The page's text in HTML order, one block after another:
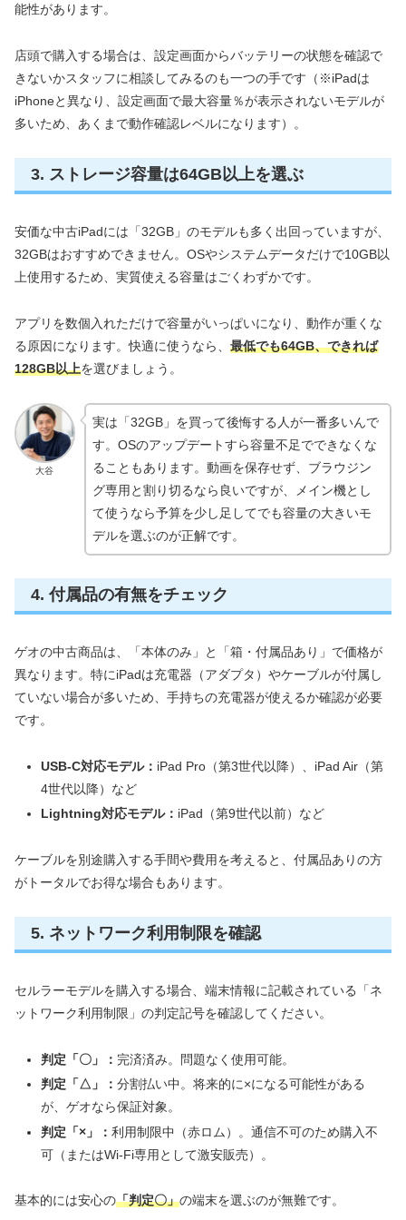
能性があります。
店頭で購入する場合は、設定画面からバッテリーの状態を確認で
きないかスタッフに相談してみるのも一つの手です（※iPadは
iPhoneと異なり、設定画面で最大容量％が表示されないモデルが
多いため、あくまで動作確認レベルになります）。
3. ストレージ容量は64GB以上を選ぶ
安価な中古iPadには「32GB」のモデルも多く出回っていますが、
32GBはおすすめできません。OSやシステムデータだけで10GB以
上使用するため、実質使える容量はごくわずかです。
アプリを数個入れただけで容量がいっぱいになり、動作が重くな
る原因になります。快適に使うなら、 最低でも64GB、できれば
128GB以上を選びましょう。
大谷
実は「32GB」を買って後悔する人が一番多いんで
す。OSのアップデートすら容量不足でできなくな
ることもあります。動画を保存せず、ブラウジン
グ専用と割り切るなら良いですが、メイン機とし
て使うなら予算を少し足してでも容量の大きいモ
デルを選ぶのが正解です。
4. 付属品の有無をチェック
ゲオの中古商品は、「本体のみ」と「箱・付属品あり」で価格が
異なります。特にiPadは充電器（アダプタ）やケーブルが付属し
ていない場合が多いため、手持ちの充電器が使えるか確認が必要
です。
USB-C対応モデル： iPad Pro（第3世代以降）、iPad Air（第
4世代以降）など
Lightning対応モデル： iPad（第9世代以前）など
ケーブルを別途購入する手間や費用を考えると、付属品ありの方
がトータルでお得な場合もあります。
5. ネットワーク利用制限を確認
セルラーモデルを購入する場合、端末情報に記載されている「ネ
ットワーク利用制限」の判定記号を確認してください。
判定「〇」： 完済済み。問題なく使用可能。
判定「△」： 分割払い中。将来的に×になる可能性がある
が、ゲオなら保証対象。
判定「×」： 利用制限中（赤ロム）。通信不可のため購入不
可（またはWi-Fi専用として激安販売）。
基本的には安心の「判定〇」の端末を選ぶのが無難です。